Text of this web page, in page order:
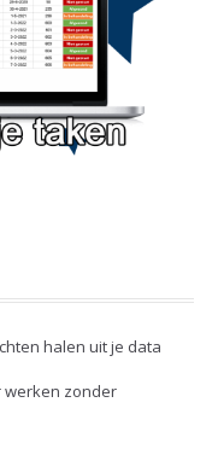
halen uit je data
werken zonder